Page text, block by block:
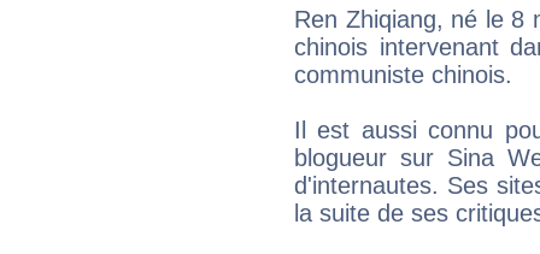
Ren Zhiqiang, né le 8
chinois intervenant
communiste chinois.
Il est aussi connu
blogueur sur Sina
d'internautes. Ses
la suite de ses